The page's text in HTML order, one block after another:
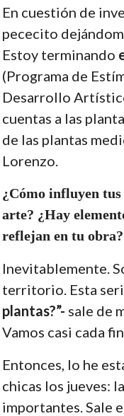
En cuestión de
pececito
Estoy terminando
(Programa de
Desarrollo
cuentas a las
de las plantas
Lorenzo.
¿Cómo influyen
arte? ¿Hay
reflejan en tu obra?
Inevitablemente.
territorio. Esta
plantas?”- sale de
Vamos casi cada
Entonces, lo he
chicas los jueves:
importantes. Sale